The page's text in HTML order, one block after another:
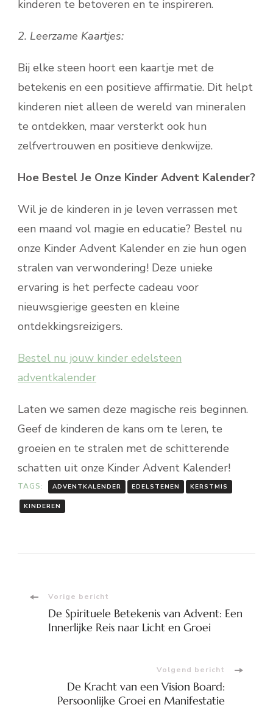
kinderen te betoveren en te inspireren.
2. Leerzame Kaartjes:
Bij elke steen hoort een kaartje met de
betekenis en een positieve affirmatie. Dit helpt
kinderen niet alleen de wereld van mineralen
te ontdekken, maar versterkt ook hun
zelfvertrouwen en positieve denkwijze.
Hoe Bestel Je Onze Kinder Advent Kalender?
Wil je de kinderen in je leven verrassen met
een maand vol magie en educatie? Bestel nu
onze Kinder Advent Kalender en zie hun ogen
stralen van verwondering! Deze unieke
ervaring is het perfecte cadeau voor
nieuwsgierige geesten en kleine
ontdekkingsreizigers.
Bestel nu jouw kinder edelsteen
adventkalender
Laten we samen deze magische reis beginnen.
Geef de kinderen de kans om te leren, te
groeien en te stralen met de schitterende
schatten uit onze Kinder Advent Kalender!
TAGS: ADVENTKALENDER EDELSTENEN KERSTMIS
KINDEREN
Bericht
navigatie
Vorige bericht
De Spirituele Betekenis van Advent: Een
Innerlijke Reis naar Licht en Groei
Volgend bericht
De Kracht van een Vision Board:
Persoonlijke Groei en Manifestatie